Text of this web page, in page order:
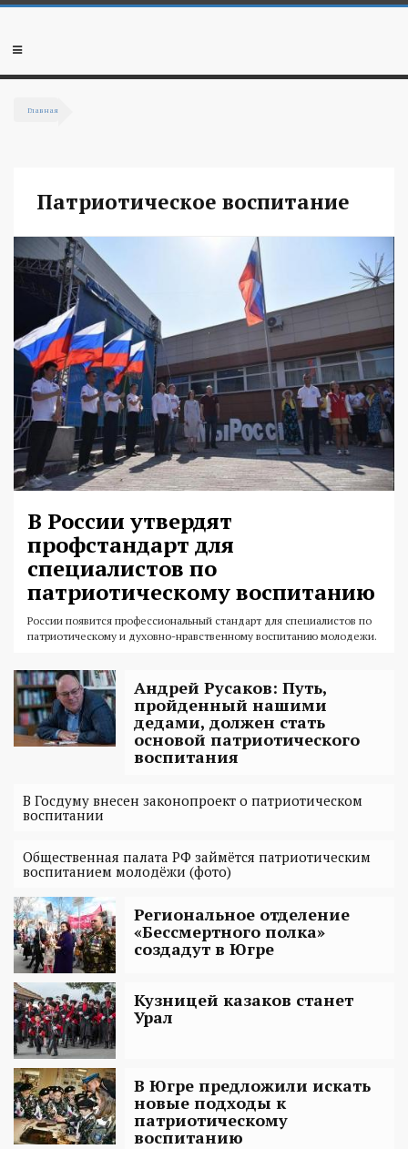
Перейти к основному содержанию
Мобильное
Главная
Патриотическое воспитание
В России утвердят
профстандарт для
специалистов по
патриотическому воспитанию
России появится профессиональный стандарт для специалистов по
патриотическому и духовно-нравственному воспитанию молодежи.
Андрей Русаков: Путь,
пройденный нашими
дедами, должен стать
основой патриотического
воспитания
В Госдуму внесен законопроект о патриотическом
воспитании
Общественная палата РФ займётся патриотическим
воспитанием молодёжи (фото)
Региональное отделение
«Бессмертного полка»
создадут в Югре
Кузницей казаков станет
Урал
В Югре предложили искать
новые подходы к
патриотическому
воспитанию